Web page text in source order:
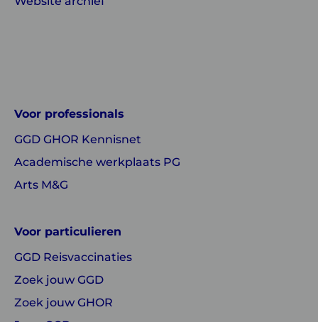
GHOR
Nederland
GHOR
Nederland
Voor professionals
GGD GHOR Kennisnet
Academische werkplaats PG
Arts M&G
Voor particulieren
GGD Reisvaccinaties
Zoek jouw GGD
Zoek jouw GHOR